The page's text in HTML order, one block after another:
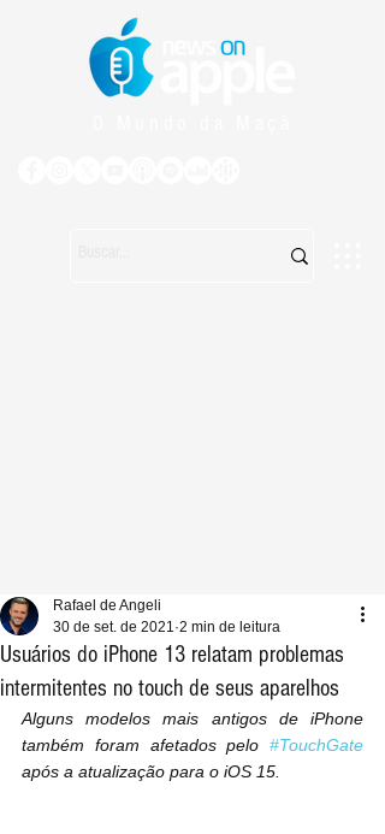
Usuários do iPhone 13 relatam problemas
intermitentes no touch de seus aparelhos
Rafael de Angeli
30 de set. de 2021 2 min de leitura
Alguns modelos mais antigos de iPhone
também foram afetados pelo #TouchGate
após a atualização para o iOS 15.